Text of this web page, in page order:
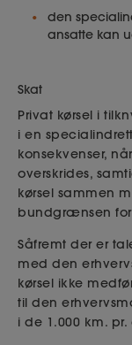
den
ansatte kan
Skat
Privat kørsel i
i en
konsekvenser,
overskrides,
kørsel sammen
bundgrænsen
Såfremt der er
med den
kørsel ikke
til den
i de 1.000 km. pr.